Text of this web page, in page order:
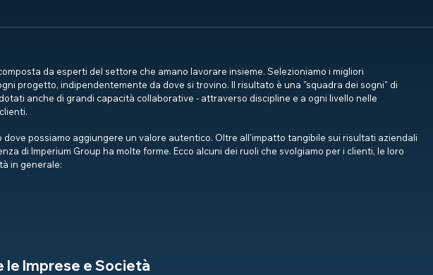
da esperti del settore che amano lavorare insieme. Selezioniamo i migliori
progetto, indipendentemente da dove si trovino. Il risultato è una "squadra dei sogni" di
anche di grandi capacità collaborative - attraverso discipline e a ogni livello nelle
dove possiamo aggiungere un valore autentico. Oltre all'impatto tangibile sui risultati aziendali
di Imperium Group ha molte forme. Ecco alcuni dei ruoli che svolgiamo per i clienti, le loro
in generale:
le Imprese e Società